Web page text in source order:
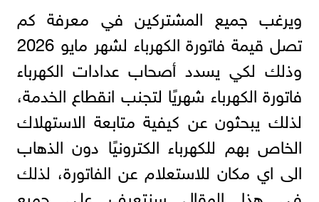
ويرغب جميع المشتركين في معرفة كم
تصل قيمة فاتورة الكهرباء لشهر مايو 2026
وذلك لكي يسدد أصحاب عدادات الكهرباء
فاتورة الكهرباء شهريًا لتجنب انقطاع الخدمة،
لذلك يبحثون عن كيفية متابعة الاستهلاك
الخاص بهم للكهرباء الكترونيًا دون الذهاب
الى اي مكان للاستعلام عن الفاتورة، لذلك
في هذا المقال سنتعرف على جميع